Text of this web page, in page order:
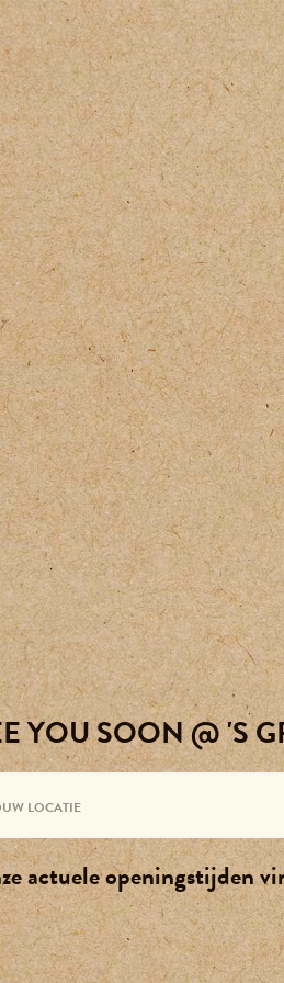
YOU SOON @ 'S
actuele openingstijden